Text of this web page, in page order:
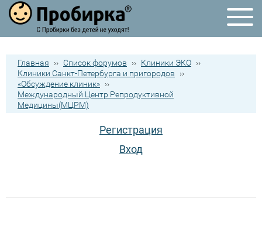
Главная ›› Список форумов ›› Клиники ЭКО ››
Клиники Санкт-Петербурга и пригородов
››
«Обсуждение клиник» ››
Международный Центр Репродуктивной
Медицины(МЦРМ)
Регистрация
Вход